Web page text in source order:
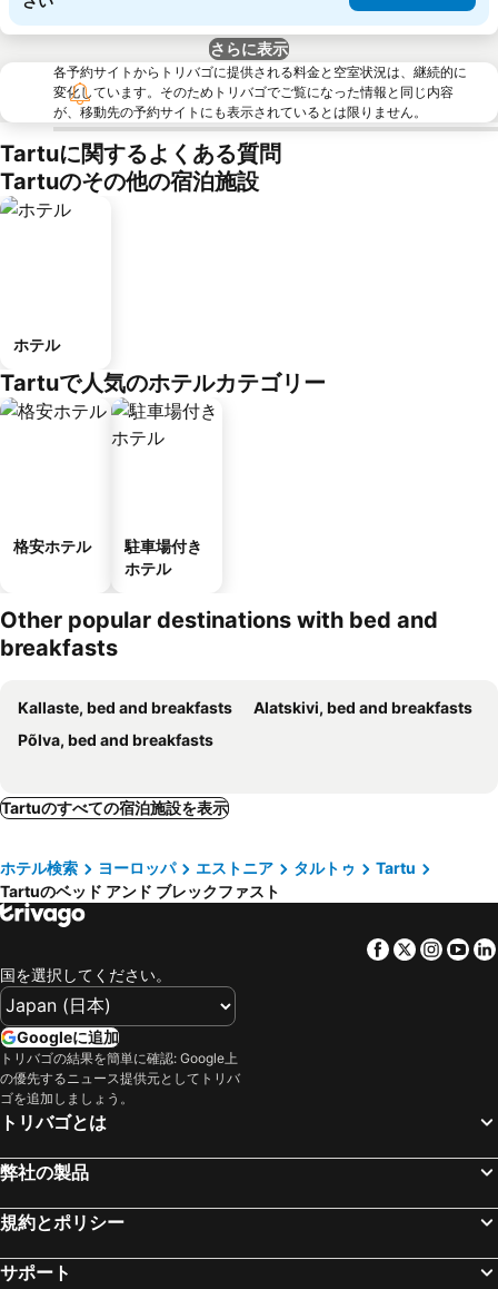
さらに表示
各予約サイトからトリバゴに提供される料金と空室状況は、継続的に
変化しています。そのためトリバゴでご覧になった情報と同じ内容
が、移動先の予約サイトにも表示されているとは限りません。
Tartuに関するよくある質問
Tartuのその他の宿泊施設
ホテル
Tartuで人気のホテルカテゴリー
格安ホテル
駐車場付き
ホテル
Other popular destinations with bed and
breakfasts
Kallaste, bed and breakfasts
Alatskivi, bed and breakfasts
Põlva, bed and breakfasts
Tartuのすべての宿泊施設を表示
ホテル検索 ヨーロッパ エストニア タルトゥ
Tartu
Tartuのベッド アンド ブレックファスト
Facebook
Twitter
国を選択してください。
Googleに追加
トリバゴの結果を簡単に確認: Google上
の優先するニュース提供元としてトリバ
ゴを追加しましょう。
トリバゴとは
弊社の製品
規約とポリシー
サポート